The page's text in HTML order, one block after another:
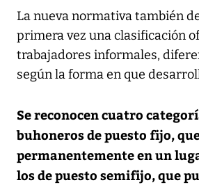
La nueva normativa también
primera vez una clasificación
trabajadores informales,
según la forma en que
Se reconocen cuatro
buhoneros de puesto fijo,
permanentemente en un
los de puesto semifijo, que